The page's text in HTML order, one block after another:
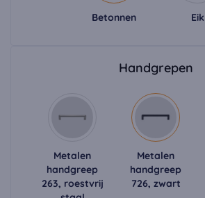
Betonnen Eik
Handgrepen
Metalen
handgreep
263, roestvrij
Metalen
handgreep
726, zwart